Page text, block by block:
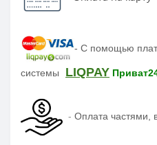
- С помощью
системы LIQPAY
- Оплата частями,